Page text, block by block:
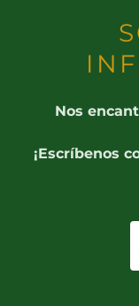
Nos
¡Escríbenos